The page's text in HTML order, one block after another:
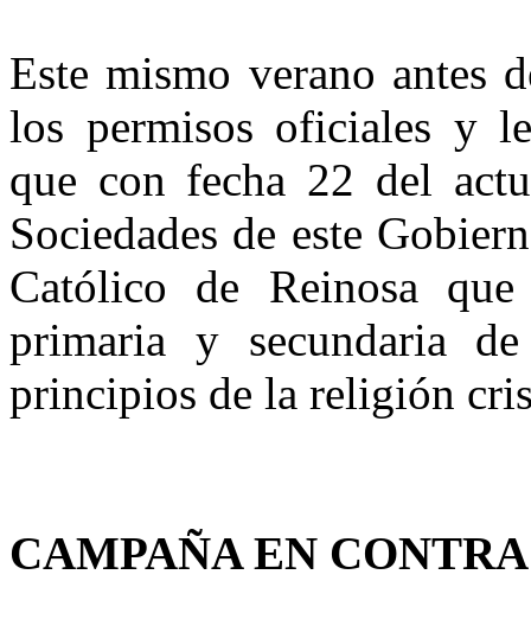
Este mismo verano antes
los permisos oficiales y
que con fecha 22 del
Sociedades de este
Católico de Reinosa
primaria y secundaria
principios de la religión
CAMPAÑA EN CONTRA